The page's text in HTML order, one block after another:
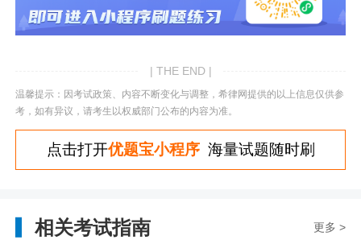
| THE END |
温馨提示：因考试政策、内容不断变化与调整，希律网提供的以上信息仅供参
考，如有异议，请考生以权威部门公布的内容为准。
点击打开优题宝小程序海量试题随时刷
相关考试指南 更多 >